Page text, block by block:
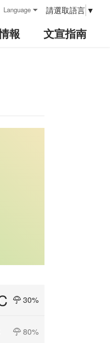
Language 請選取語言 ▼
報 文宣指南
30%
80%